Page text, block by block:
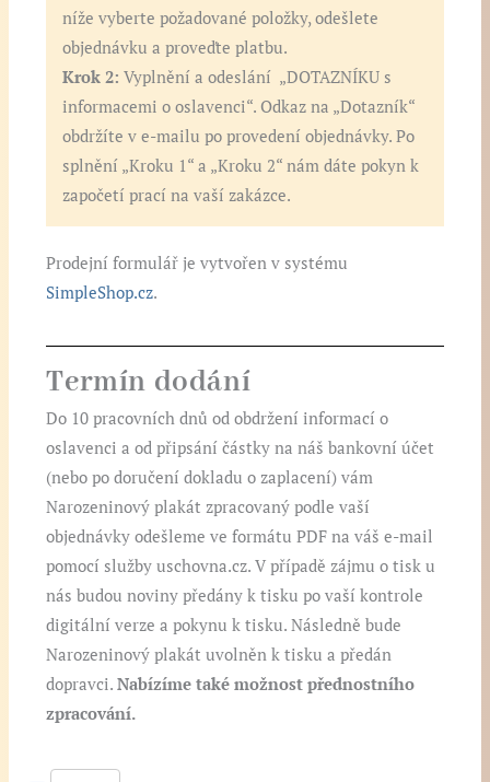
níže vyberte požadované položky, odešlete
objednávku a proveďte platbu.
Krok 2: Vyplnění a odeslání „DOTAZNÍKU s
informacemi o oslavenci“. Odkaz na „Dotazník“
obdržíte v e-mailu po provedení objednávky. Po
splnění „Kroku 1“ a „Kroku 2“ nám dáte pokyn k
započetí prací na vaší zakázce.
Prodejní formulář je vytvořen v systému
SimpleShop.cz.
Termín dodání
Do 10 pracovních dnů od obdržení informací o
oslavenci a od připsání částky na náš bankovní účet
(nebo po doručení dokladu o zaplacení) vám
Narozeninový plakát zpracovaný podle vaší
objednávky odešleme ve formátu PDF na váš e-mail
pomocí služby uschovna.cz. V případě zájmu o tisk u
nás budou noviny předány k tisku po vaší kontrole
digitální verze a pokynu k tisku. Následně bude
Narozeninový plakát uvolněn k tisku a předán
dopravci.Nabízíme také možnost přednostního
zpracování.